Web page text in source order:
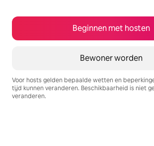
Beginnen met hosten
Bewoner worden
Voor hosts gelden bepaalde wetten en
tijd kunnen veranderen. Beschikbaarheid is niet
veranderen.